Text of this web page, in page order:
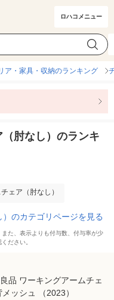
ロハコメニュー
し） カテゴリ選択
ア・家具・収納のランキング
肘なし）のランキ
ェア（肘なし）
のカテゴリページを見る
た、表示よりも付与数、付与率が少
ださい。
品 ワーキングアームチェ
メッシュ （2023）